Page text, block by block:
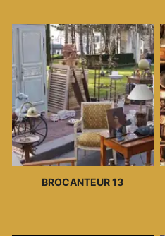
BROCANTEUR 13